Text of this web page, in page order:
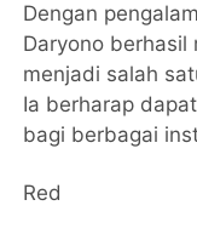
Dengan
Daryono berhasil
menjadi salah
Ia berharap
bagi berbagai
Red